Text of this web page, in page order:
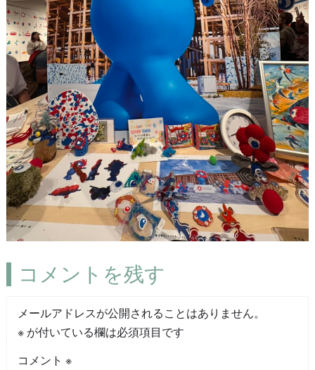
コメントを残す
メールアドレスが公開されることはありません。
※が付いている欄は必須項目です
コメント ※